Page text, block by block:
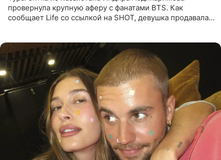
провернула крупную аферу с фанатами BTS. Как
сообщает Life со ссылкой на SHOT, девушка продавала